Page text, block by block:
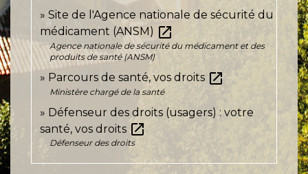
Site de l'Agence nationale de sécurité du
médicament (ANSM) open_in_new
Agence nationale de sécurité du médicament et des
produits de santé (ANSM)
Parcours de santé, vos droits open_in_new
Ministère chargé de la santé
Défenseur des droits (usagers) : votre
santé, vos droits open_in_new
Défenseur des droits